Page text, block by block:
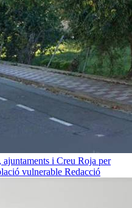
i Creu Roja per
vulnerable Redacció